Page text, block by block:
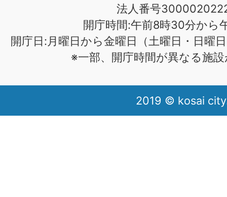
法人番号
開庁時間:午前8時30分から
開庁日:月曜日から金曜日（土曜日・日曜
※一部、開庁時間が異なる施
2019 © kosai